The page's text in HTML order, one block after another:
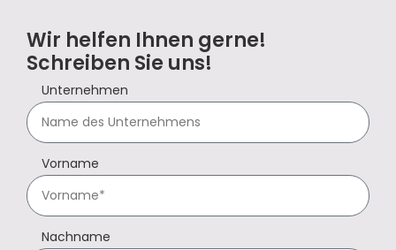
Wir helfen Ihnen gerne!
Schreiben Sie uns!
Unternehmen
Vorname
Nachname